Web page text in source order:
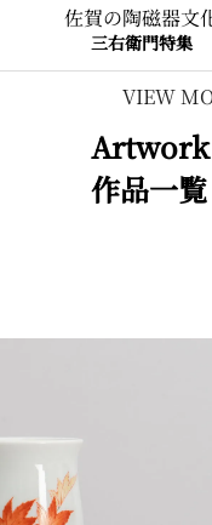
佐賀の陶磁器文
三右衛門特集
VIEW
作品一覧